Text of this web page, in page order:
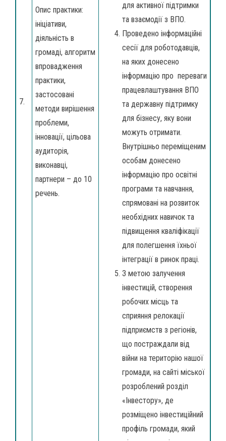
7.
Опис практики:
ініціативи,
діяльність в
громаді, алгоритм
впровадження
практики,
застосовані
методи вирішення
проблеми,
інновації, цільова
аудиторія,
виконавці,
партнери – до 10
речень.
для активної підтримки
та взаємодії з ВПО.
Проведено інформаційні
сесії для роботодавців,
на яких донесено
інформацію про переваги
працевлаштування ВПО
та державну підтримку
для бізнесу, яку вони
можуть отримати.
Внутрішньо переміщеним
особам донесено
інформацію про освітні
програми та навчання,
спрямовані на розвиток
необхідних навичок та
підвищення кваліфікації
для полегшення їхньої
інтеграції в ринок праці.
З метою залучення
інвестицій, створення
робочих місць та
сприяння релокації
підприємств з регіонів,
що постраждали від
війни на територію нашої
громади, на сайті міської
розроблений розділ
«Інвестору», де
розміщено інвестиційний
профіль громади, який